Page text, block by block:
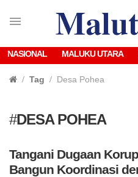
NASIONAL MALUKU UTARA
Tag Desa Pohea
#DESA POHEA
Tangani Dugaan
Bangun Koordinasi